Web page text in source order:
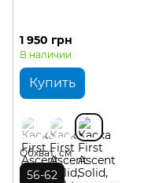
1 950 грн
В наличии
Купить
Обхват, см
56-62